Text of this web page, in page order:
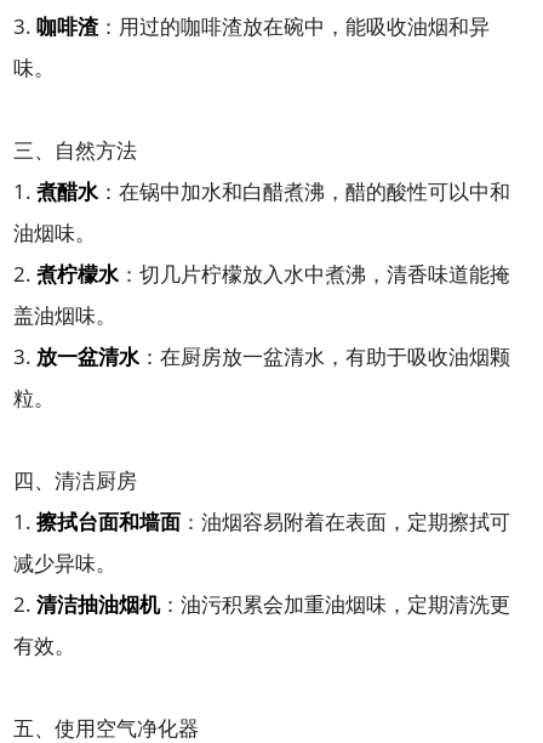
3.咖啡渣 ：用过的咖啡渣放在碗中，能吸收油烟和异
味。
三、自然方法
1.煮醋水：在锅中加水和白醋煮沸，醋的酸性可以中和
油烟味。
2.煮柠檬水：切几片柠檬放入水中煮沸，清香味道能掩
盖油烟味。
3. 放一盆清水：在厨房放一盆清水，有助于吸收油烟颗
粒。
四、清洁厨房
1.擦拭台面和墙面 ：油烟容易附着在表面，定期擦拭可
减少异味。
2.清洁抽油烟机：油污积累会加重油烟味，定期清洗更
有效。
五、使用空气净化器